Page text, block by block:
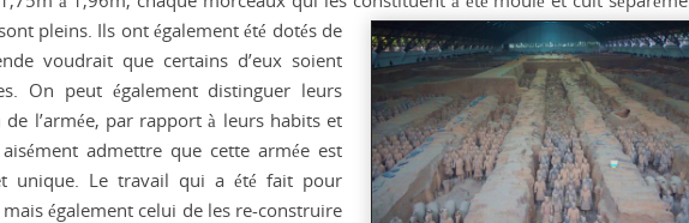
pleins. Ils ont également été dotés de
voudrait que certains d’eux soient
On peut également distinguer leurs
l’armée, par rapport à leurs habits et
admettre que cette armée est
unique. Le travail qui a été fait pour
également celui de les re-construire